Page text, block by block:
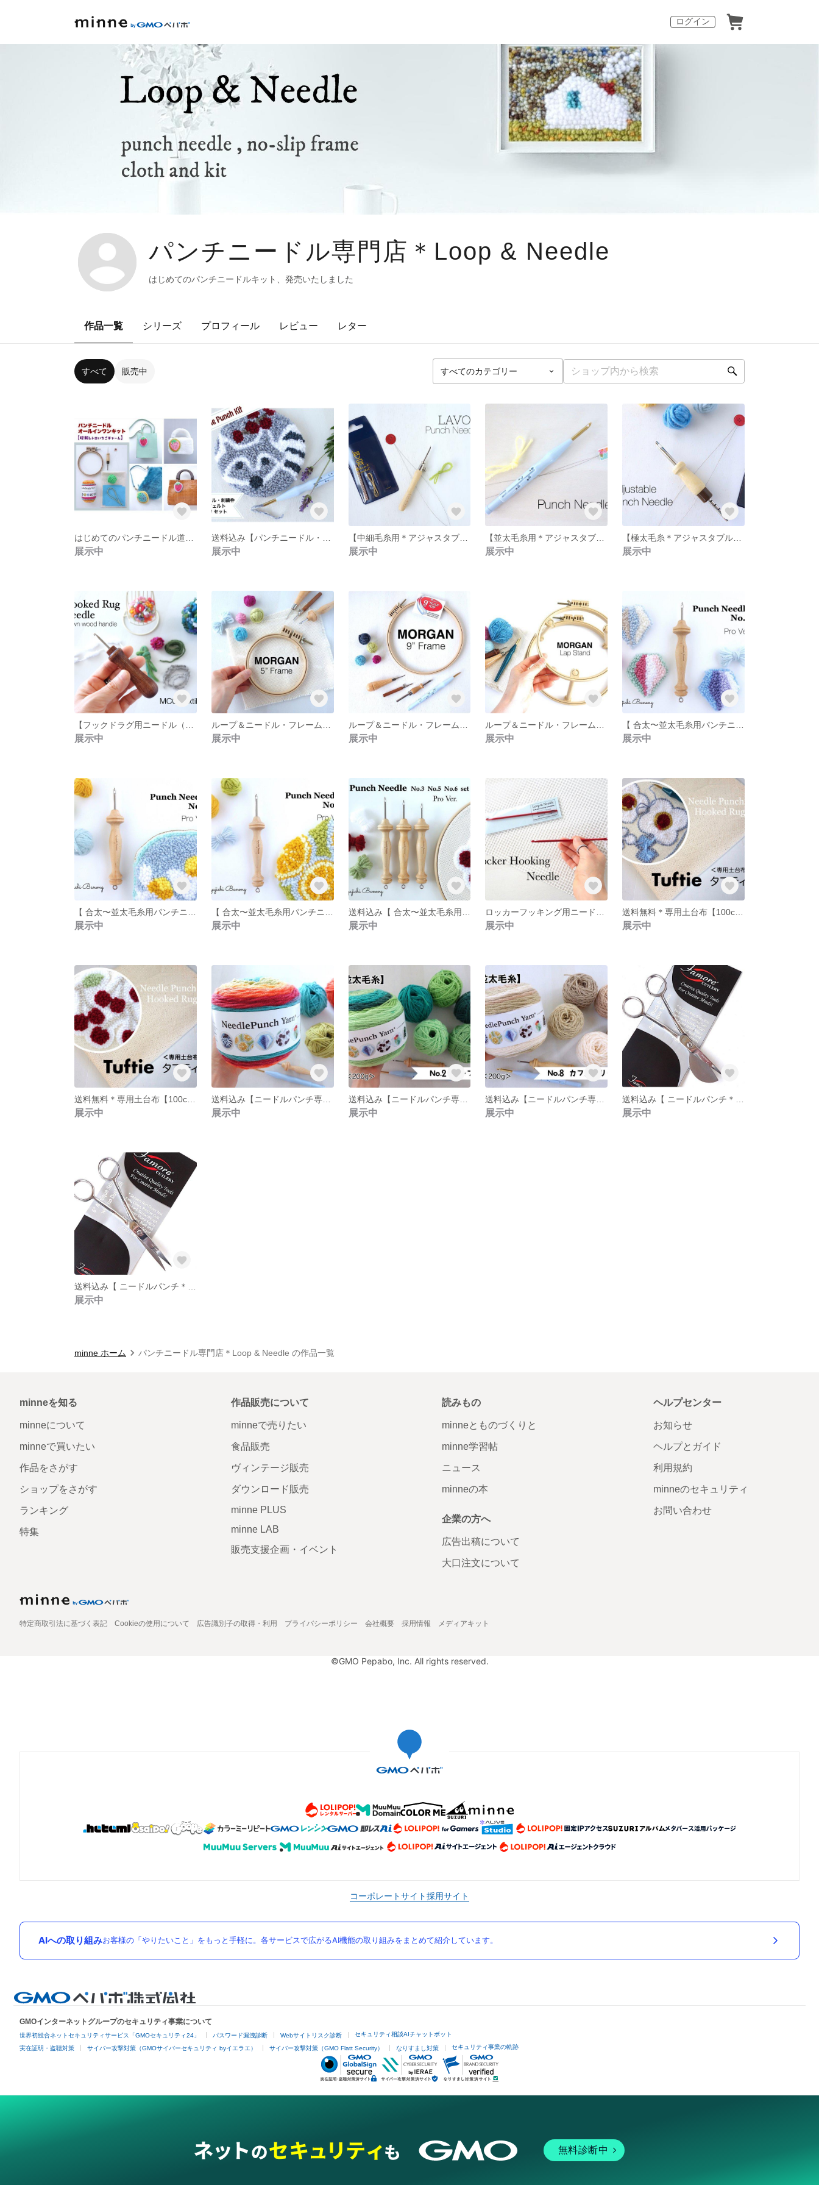
ログイン
パンチニードル専門店＊Loop & Needle
はじめてのパンチニードルキット、発売いたしました
作品一覧 シリーズ プロフィール レビュー レター
すべて 販売中
展示中 展示中
【中細毛糸用＊アジャスタブル・パンチニードル（ポルトガル製）】鳥と花の図案セット＊【針の長さを変えられます】
展示中 展示中 展示中
展示中 展示中 展示中 展示中 展示中
展示中 展示中 展示中 展示中 展示中
展示中
送料込み【ニードルパンチ専用並太毛糸 No.１＊ガーデン(5色入り)】＜200g/350m＞もちろん編み物にもOK！
展示中
送料込み【ニードルパンチ専用並太毛糸 No.２＊リーフmix (5色入り)】＜200g/350m＞編み物にも
展示中 展示中 展示中
展示中
minne ホーム パンチニードル専門店＊Loop & Needle の作品一覧
minneを知る
minneについて
minneで買いたい
作品をさがす
ショップをさがす
ランキング
特集
作品販売について
minneで売りたい
食品販売
ヴィンテージ販売
ダウンロード販売
minne PLUS
minne LAB
販売支援企画・イベント
読みもの
minneとものづくりと
minne学習帖
ニュース
minneの本
企業の方へ
広告出稿について
大口注文について
ヘルプセンター
お知らせ
ヘルプとガイド
利用規約
minneのセキュリティ
お問い合わせ
特定商取引法に基づく表記 Cookieの使用について 広告識別子の取得・利用 プライバシーポリシー 会社概要 採用情報 メディアキット
©GMO Pepabo, Inc. All rights reserved.
コーポレートサイト採用サイト
AIへの取り組みお客様の「やりたいこと」をもっと手軽に。各サービスで広がるAI機能の取り組みをまとめて紹介しています。
GMOインターネットグループのセキュリティ事業について
世界初総合ネットセキュリティサービス「GMOセキュリティ24」 パスワード漏洩診断 Webサイトリスク診断 セキュリティ相談AIチャットボット
実在証明・盗聴対策 サイバー攻撃対策（GMOサイバーセキュリティ byイエラエ） サイバー攻撃対策（GMO Flatt Security） なりすまし対策 セキュリティ事業の軌跡
無料診断中